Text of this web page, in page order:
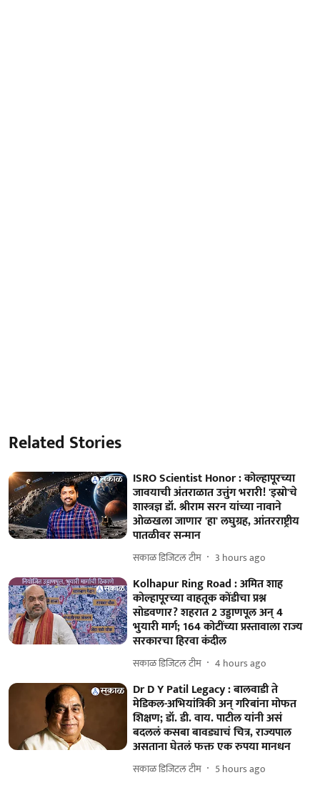
Related Stories
ISRO Scientist Honor : कोल्हापूरच्या
जावयाची अंतराळात उत्तुंग भरारी! 'इस्रो'चे
शास्त्रज्ञ डॉ. श्रीराम सरन यांच्या नावाने
ओळखला जाणार 'हा' लघुग्रह, आंतरराष्ट्रीय
पातळीवर सन्मान
सकाळ डिजिटल टीम 3 hours ago
Kolhapur Ring Road : अमित शाह
कोल्हापूरच्या वाहतूक कोंडीचा प्रश्न
सोडवणार? शहरात 2 उड्डाणपूल अन् 4
भुयारी मार्ग; 164 कोटींच्या प्रस्तावाला राज्य
सरकारचा हिरवा कंदील
सकाळ डिजिटल टीम 4 hours ago
Dr D Y Patil Legacy : बालवाडी ते
मेडिकल-अभियांत्रिकी अन् गरिबांना मोफत
शिक्षण; डॉ. डी. वाय. पाटील यांनी असं
बदललं कसबा बावड्याचं चित्र, राज्यपाल
असताना घेतलं फक्त एक रुपया मानधन
सकाळ डिजिटल टीम 5 hours ago